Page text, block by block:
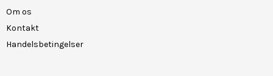
Om os
Kontakt
Handelsbetingelser